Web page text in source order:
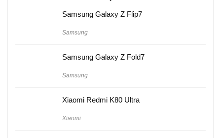
Samsung Galaxy Z Flip7
Samsung
Samsung Galaxy Z Fold7
Samsung
Xiaomi Redmi K80 Ultra
Xiaomi